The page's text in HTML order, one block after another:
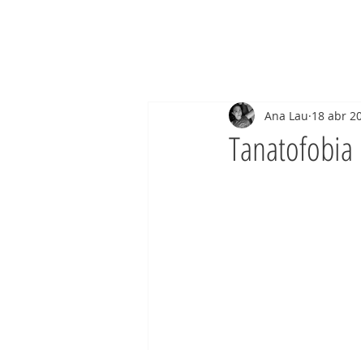
Tanatofobia
Ana Lau 18 abr